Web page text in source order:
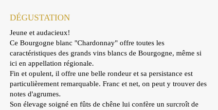
DÉGUSTATION
Jeune et audacieux!
Ce Bourgogne blanc "Chardonnay" offre toutes les
caractéristiques des grands vins blancs de Bourgogne, même si
ici en appellation régionale.
Fin et opulent, il offre une belle rondeur et sa persistance est
particulièrement remarquable. Franc et net, on peut y trouver des
notes d'agrumes.
Son élevage soigné en fûts de chêne lui confère un surcroît de